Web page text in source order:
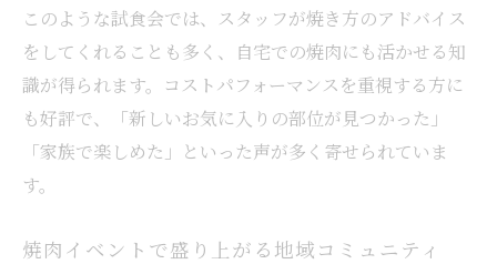
このような試食会では、スタッフが焼き方のアドバイス
をしてくれることも多く、自宅での焼肉にも活かせる知
識が得られます。コストパフォーマンスを重視する方に
も好評で、「新しいお気に入りの部位が見つかった」
「家族で楽しめた」といった声が多く寄せられていま
す。
焼肉イベントで盛り上がる地域コミュニティ